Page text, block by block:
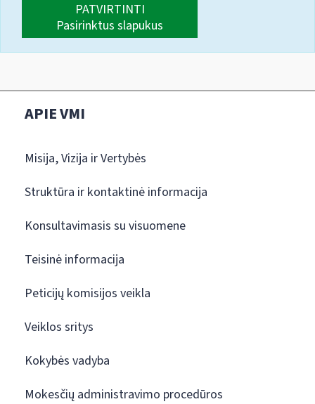
PATVIRTINTI
Pasirinktus slapukus
APIE VMI
Misija, Vizija ir Vertybės
Struktūra ir kontaktinė informacija
Konsultavimasis su visuomene
Teisinė informacija
Peticijų komisijos veikla
Veiklos sritys
Kokybės vadyba
Mokesčių administravimo procedūros